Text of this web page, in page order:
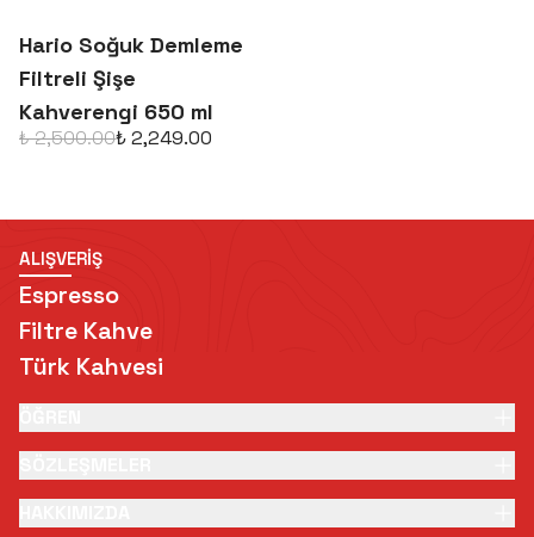
Hario Soğuk Demleme
Filtreli Şişe
Kahverengi 650 ml
₺ 2,500.00₺ 2,249.00
ALIŞVERİŞ
Espresso
Filtre Kahve
Türk Kahvesi